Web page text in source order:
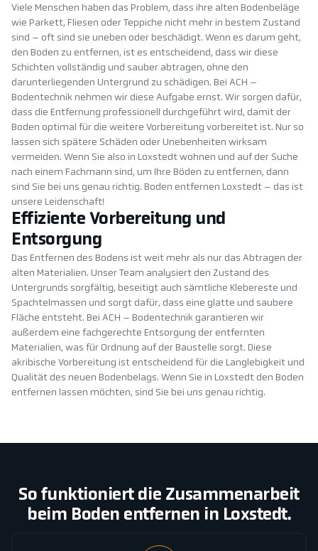
Viele Menschen haben das Problem, dass ihre alten Bodenbeläge
wie Parkett, Fliesen oder Teppiche nicht mehr in bestem Zustand
sind – oft sind sie uneben oder beschädigt. Wenn es darum geht,
den Boden zu entfernen, ist es entscheidend, dass wir diese
Schichten vollständig und sauber abtragen, ohne den
darunterliegenden Untergrund zu schädigen. Bei ACH –
Bodentechnik nehmen wir diese Aufgabe ernst. Wir sorgen dafür,
dass die Entfernung professionell durchgeführt wird, damit der
Boden optimal für die weitere Vorbereitung vorbereitet ist. Nur so
lassen sich spätere Schäden oder Unebenheiten wirksam
vermeiden. Wenn Sie also in Loxstedt wohnen und auf der Suche
nach einem Fachmann sind, um Ihre Böden zu entfernen, dann
sind Sie bei uns genau richtig. Boden entfernen Loxstedt – das ist
unsere Leidenschaft!
Effiziente Vorbereitung und
Entsorgung
Das Entfernen des Bodens ist weit mehr als nur das Abtragen der
alten Materialien. Unser Team analysiert den Zustand des
Untergrunds sorgfältig, beseitigt auch sämtliche Klebereste und
Spachtelmassen und sorgt dafür, dass eine glatte und saubere
Fläche entsteht. Bei ACH – Bodentechnik garantieren wir
außerdem eine fachgerechte Entsorgung der entfernten
Materialien, was für Ordnung auf der Baustelle sorgt. Diese
akribische Vorbereitung ist entscheidend für die Langlebigkeit und
Qualität des neuen Bodenbelags. Wenn Sie in Loxstedt den Boden
entfernen lassen möchten, sind Sie bei uns genau richtig.
So funktioniert die Zusammenarbeit
beim Boden entfernen in Loxstedt.